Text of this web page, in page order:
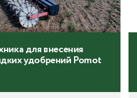
для внесения
удобрений Pomot